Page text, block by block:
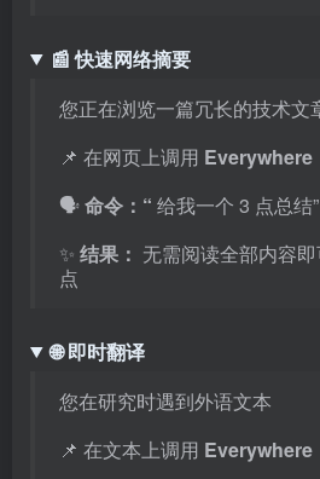
📰 快速网络摘要
您正在浏览一篇冗长的技术文
📌 在网页上调用 Everywhere
🗣️命令：“ 给我一个 3 点总结”
✨ 结果： 无需阅读全部内容
点
🌐 即时翻译
您在研究时遇到外语文本
📌 在文本上调用 Everywhere